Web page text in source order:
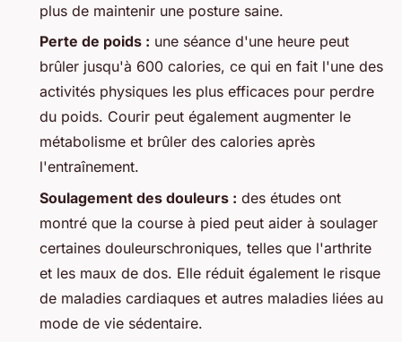
plus de maintenir une posture saine.
Perte de poids : une séance d'une heure peut
brûler jusqu'à 600 calories, ce qui en fait l'une des
activités physiques les plus efficaces pour perdre
du poids. Courir peut également augmenter le
métabolisme et brûler des calories après
l'entraînement.
Soulagement des douleurs : des études ont
montré que la course à pied peut aider à soulager
certaines douleurschroniques, telles que l'arthrite
et les maux de dos. Elle réduit également le risque
de maladies cardiaques et autres maladies liées au
mode de vie sédentaire.